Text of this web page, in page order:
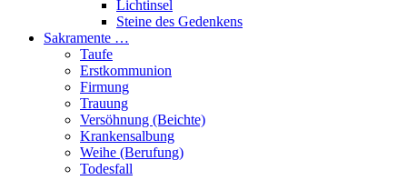
Lichtinsel
Steine des Gedenkens
Sakramente …
Taufe
Erstkommunion
Firmung
Trauung
Versöhnung (Beichte)
Krankensalbung
Weihe (Berufung)
Todesfall